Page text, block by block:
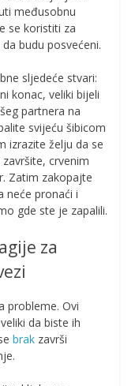
međusobnu
se koristiti za
budu posvećeni.
sljedeće stvari:
konac, veliki bijeli
partnera na
svijeću šibicom
izrazite želju da se
crvenim
Zatim zakopajte
neće pronaći i
gde ste je zapalili.
za
probleme. Ovi
da biste ih
brak završi